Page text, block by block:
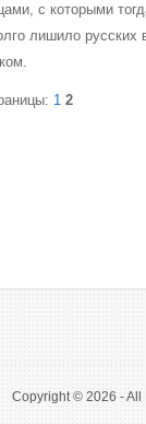
с которыми
лишило русских
1 2
Copyright © 2026 - All